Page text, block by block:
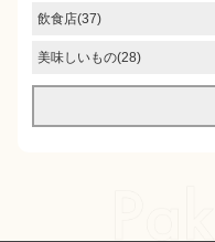
飲食店(37)
美味しいもの(28)